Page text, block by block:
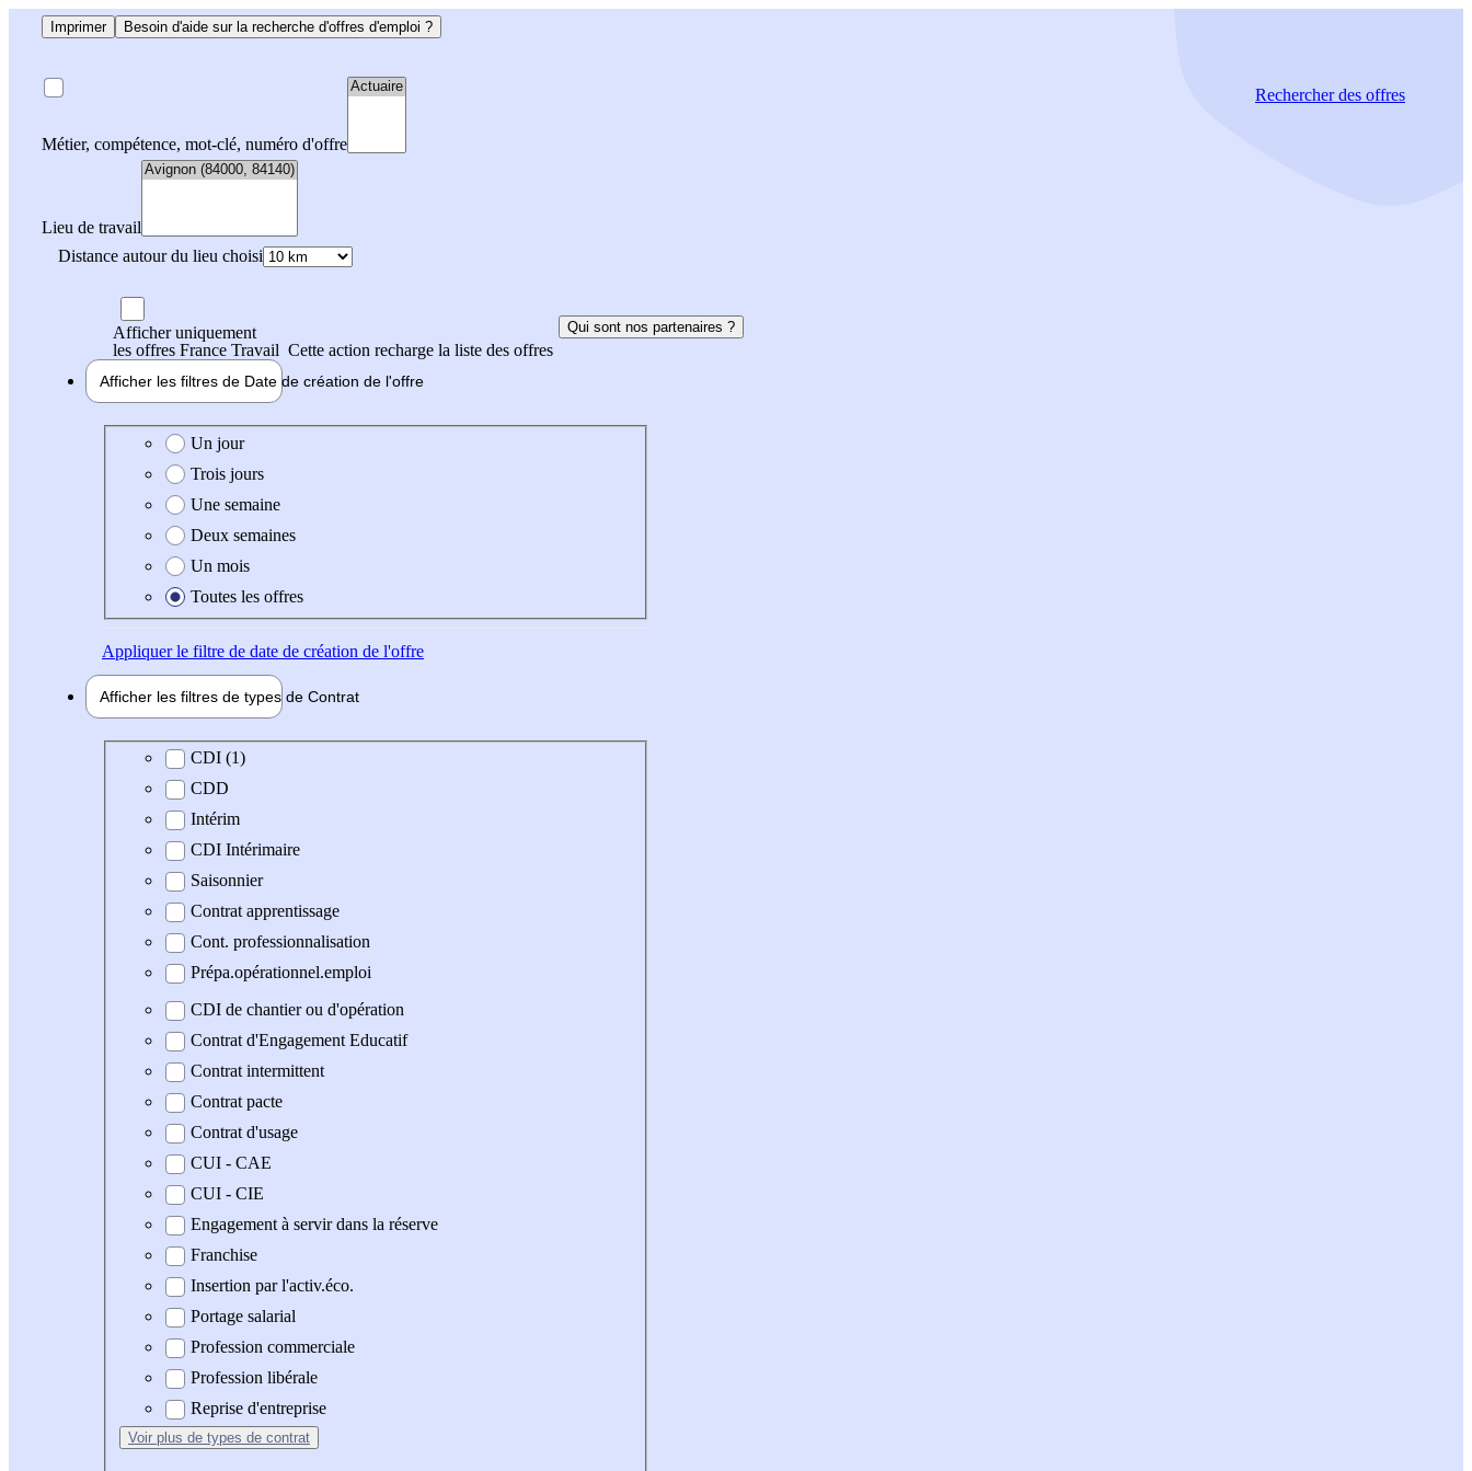
Imprimer Besoin d'aide sur la recherche d'offres d'emploi ?
Métier, compétence, mot-clé, numéro d'offre
Lieu de travail
Distance autour du lieu choisi
Rechercherdes offres
Afficher uniquement
les offres France Travail Cette action recharge la liste des offres
Qui sont nos partenaires ?
Afficher les filtres de Date de création de l'offre
Date de création de l'offre
Un jour
Trois jours
Une semaine
Deux semaines
Un mois
Toutes les offres
Appliquerle filtre de date de création de l'offre
Afficher les filtres de types de Contrat
Type de contrat
CDI (1)
CDD
Intérim
CDI Intérimaire
Saisonnier
Contrat apprentissage
Cont. professionnalisation
Prépa.opérationnel.emploi
CDI de chantier ou d'opération
Contrat d'Engagement Educatif
Contrat intermittent
Contrat pacte
Contrat d'usage
CUI - CAE
CUI - CIE
Engagement à servir dans la réserve
Franchise
Insertion par l'activ.éco.
Portage salarial
Profession commerciale
Profession libérale
Reprise d'entreprise
Voir plus de types de contrat